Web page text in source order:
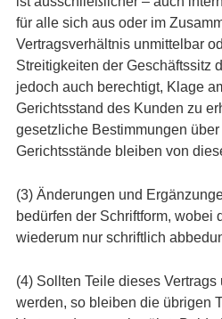
für alle sich aus oder im
Vertragsverhältnis unmittelbar
Streitigkeiten der Geschäftssitz
jedoch auch berechtigt, Klage
Gerichtsstand des Kunden zu
gesetzliche Bestimmungen
Gerichtsstände bleiben von
(3) Änderungen und
bedürfen der Schriftform, wobei
wiederum nur schriftlich
(4) Sollten Teile dieses
werden, so bleiben die übrigen